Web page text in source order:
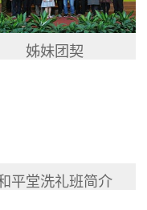
姊妹团契
平堂洗礼班简介